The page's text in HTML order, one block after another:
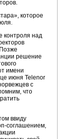
которое
контроля над
решение
имени
июня Telenor
с
что
ввиду
соглашением,